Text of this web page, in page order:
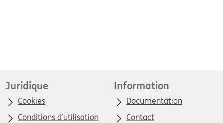
Juridique
Cookies
Conditions d’utilisation
Information
Documentation
Contact